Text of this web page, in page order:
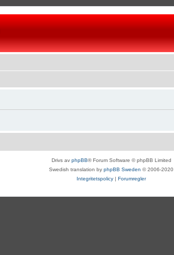
Drivs av phpBB® Forum Software © phpBB Limited
Swedish translation by phpBB Sweden © 2006-2020
Integritetspolicy | Forumregler